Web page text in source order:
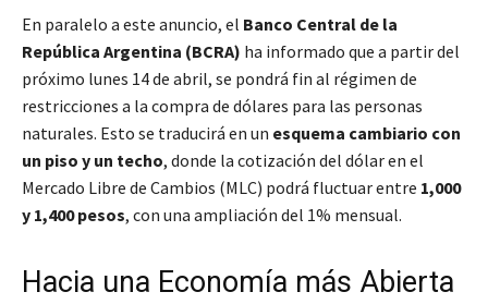
En paralelo a este anuncio, el Banco Central de la
República Argentina (BCRA) ha informado que a partir del
próximo lunes 14 de abril, se pondrá fin al régimen de
restricciones a la compra de dólares para las personas
naturales. Esto se traducirá en un esquema cambiario con
un piso y un techo, donde la cotización del dólar en el
Mercado Libre de Cambios (MLC) podrá fluctuar entre 1,000
y 1,400 pesos, con una ampliación del 1% mensual.
Hacia una Economía más Abierta